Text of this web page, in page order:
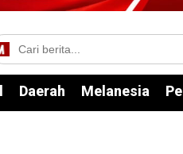
Daerah Melanesia